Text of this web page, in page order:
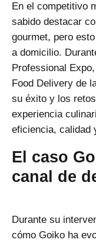
En el competitivo
sabido destacar
gourmet, pero
a domicilio.
Professional
Food Delivery de
su éxito y los
experiencia
eficiencia, calidad
El caso
canal de
Durante su
cómo Goiko ha